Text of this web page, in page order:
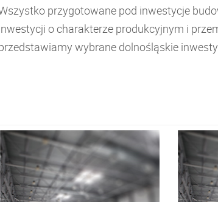
przygotowane pod inwestycje
o charakterze produkcyjnym i
wybrane dolnośląskie